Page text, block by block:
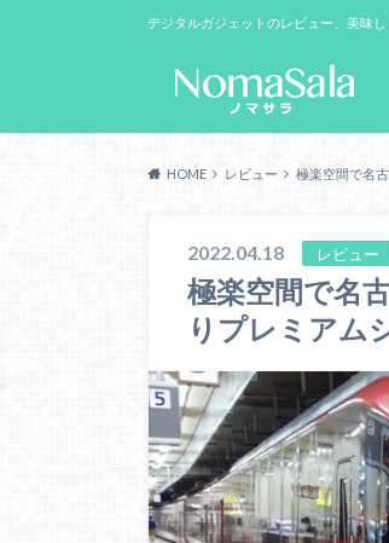
デジタルガジェットのレビュー、美味
HOME レビュー 極楽空間で名
2022.04.18 レビュー
極楽空間で名
りプレミアム